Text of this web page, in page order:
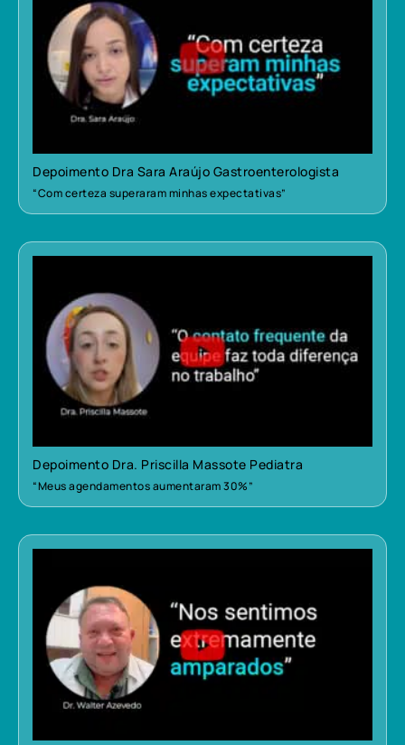
Depoimento Dra Sara Araújo Gastroenterologista
“Com certeza superaram minhas expectativas”
Depoimento Dra. Priscilla Massote Pediatra
“Meus agendamentos aumentaram 30%”